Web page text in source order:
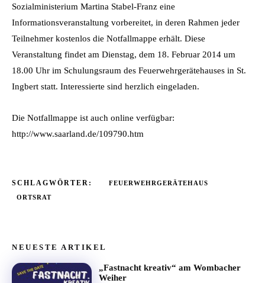
Sozialministerium Martina Stabel-Franz eine
Informationsveranstaltung vorbereitet, in deren Rahmen jeder
Teilnehmer kostenlos die Notfallmappe erhält. Diese
Veranstaltung findet am Dienstag, dem 18. Februar 2014 um
18.00 Uhr im Schulungsraum des Feuerwehrgerätehauses in St.
Ingbert statt. Interessierte sind herzlich eingeladen.
Die Notfallmappe ist auch online verfügbar:
http://www.saarland.de/109790.htm
SCHLAGWÖRTER:
FEUERWEHRGERÄTEHAUS
ORTSRAT
NEUESTE ARTIKEL
„Fastnacht kreativ“ am Wombacher
Weiher